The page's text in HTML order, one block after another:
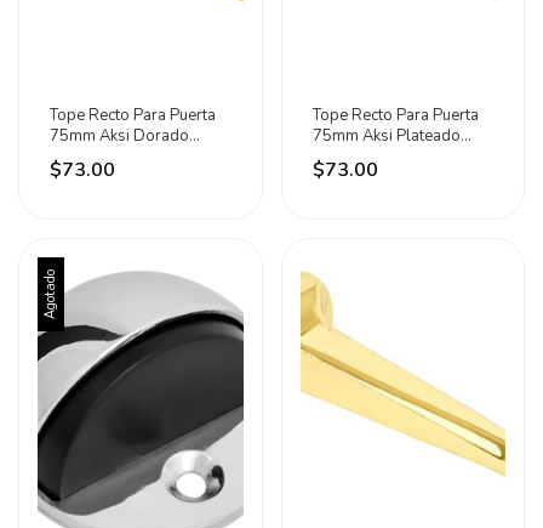
Tope Recto Para Puerta
75mm Aksi Dorado
Brillante
$73.00
Tope Recto Para Puerta
75mm Aksi Plateado
Recto Cromado
$73.00
Agotado